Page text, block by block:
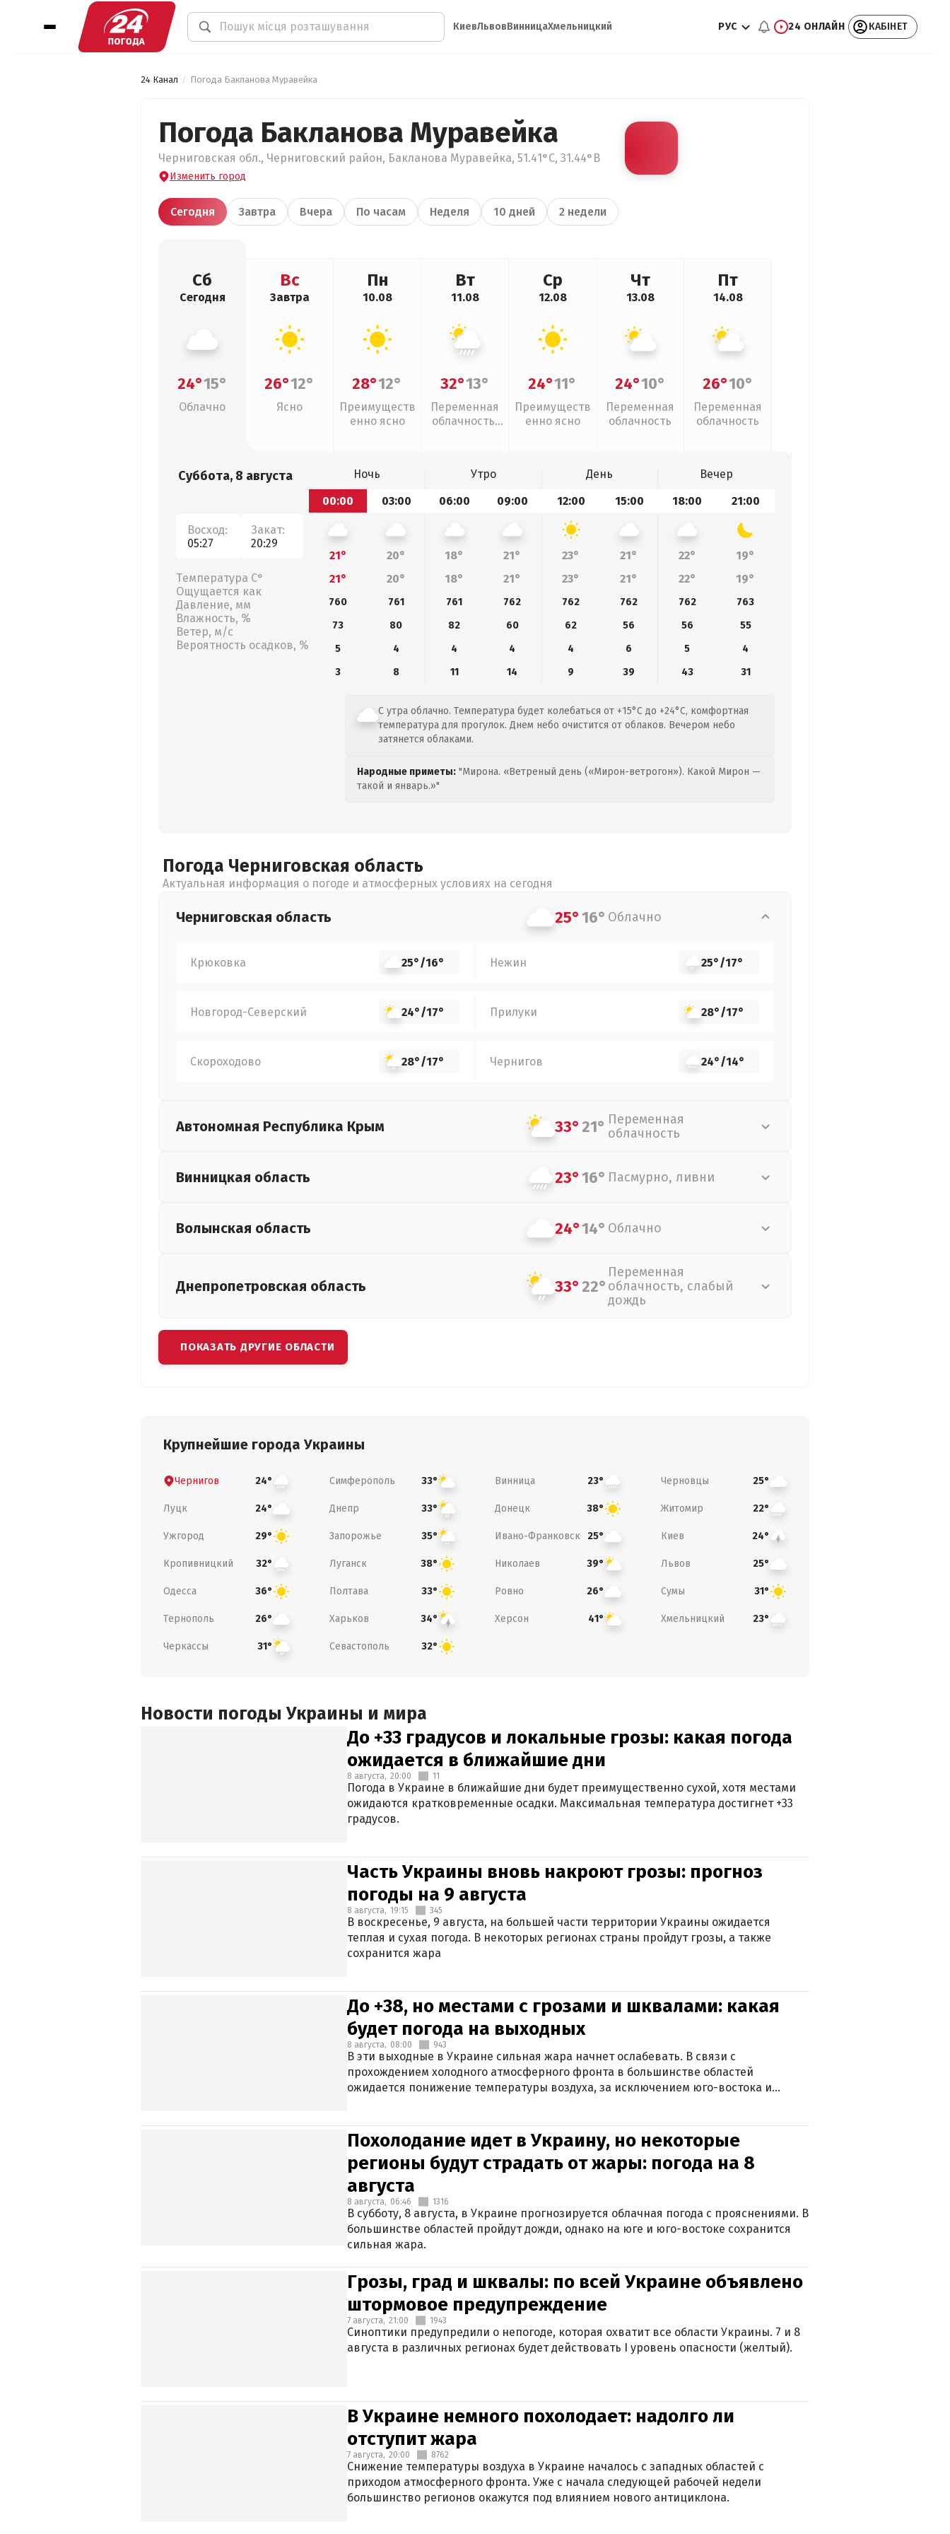
КиевЛьвовВинницаХмельницкий РУС 24 ОНЛАЙН КАБІНЕТ
24 Канал Погода Бакланова Муравейка
Погода Бакланова Муравейка
Черниговская обл., Черниговский район, Бакланова Муравейка, 51.41°С, 31.44°В
Изменить город
Сегодня Завтра Вчера По часам Неделя 10 дней 2 недели
Сб
Сегодня
24°15°
Облачно
Вс
Завтра
26°12°
Ясно
Пн
10.08
28°12°
Преимуществ
енно ясно
Вт
11.08
32°13°
Переменная
облачность,
Ср
12.08
24°11°
Преимуществ
енно ясно
Чт
13.08
24°10°
Переменная
облачность
Пт
14.08
26°10°
Переменная
облачность
Суббота, 8 августа
Восход:
05:27
Закат:
20:29
Температура С°
Ощущается как
Давление, мм
Влажность, %
Ветер, м/с
Вероятность осадков, %
Ночь Утро День
Вечер
00:00
03:00 06:00 09:00 12:00 15:00 18:00 21:00
21° 20° 18° 21° 23° 21° 22°
19°
21°
20° 18° 21° 23° 21° 22° 19°
760 761 761 762 762 762 762
763
73
80 82 60 62 56 56
55
5
4 4 4 4 6 5
4
3
8 11 14 9 39 43 31
С утра облачно. Температура будет колебаться от +15°C до +24°C, комфортная
температура для прогулок. Днем небо очистится от облаков. Вечером небо
затянется облаками.
Народные приметы: "Мирона. «Ветреный день («Мирон-ветрогон»). Какой Мирон —
такой и январь.»"
Погода Черниговская область
Актуальная информация о погоде и атмосферных условиях на сегодня
Черниговская область 25°16° Облачно
Крюковка 25°/16° Нежин 25°/17°
Новгород-Северский 24°/17° Прилуки 28°/17°
Скороходово 28°/17° Чернигов 24°/14°
Автономная Республика Крым 33°21° Переменная
облачность
Винницкая область 23°16° Пасмурно, ливни
Волынская область 24°14° Облачно
Днепропетровская область 33°22°
Переменная
облачность, слабый
дождь
ПОКАЗАТЬ ДРУГИЕ ОБЛАСТИ
Крупнейшие города Украины
Чернигов 24° Симферополь 33° Винница 23° Черновцы 25°
Луцк 24° Днепр 33° Донецк 38° Житомир 22°
Ужгород 29° Запорожье 35° Ивано-Франковск 25° Киев 24°
Кропивницкий 32° Луганск 38° Николаев 39° Львов 25°
Одесса 36° Полтава 33° Ровно 26° Сумы 31°
Тернополь 26° Харьков 34° Херсон 41° Хмельницкий 23°
Черкассы 31° Севастополь 32°
Новости погоды Украины и мира
До +33 градусов и локальные грозы: какая погода
ожидается в ближайшие дни
8 августа, 20:00 11
Погода в Украине в ближайшие дни будет преимущественно сухой, хотя местами
ожидаются кратковременные осадки. Максимальная температура достигнет +33
градусов.
Часть Украины вновь накроют грозы: прогноз
погоды на 9 августа
8 августа, 19:15 345
В воскресенье, 9 августа, на большей части территории Украины ожидается
теплая и сухая погода. В некоторых регионах страны пройдут грозы, а также
сохранится жара
До +38, но местами с грозами и шквалами: какая
будет погода на выходных
8 августа, 08:00 943
В эти выходные в Украине сильная жара начнет ослабевать. В связи с
прохождением холодного атмосферного фронта в большинстве областей
ожидается понижение температуры воздуха, за исключением юго-востока и
Похолодание идет в Украину, но некоторые
регионы будут страдать от жары: погода на 8
августа
8 августа, 06:46 1316
В субботу, 8 августа, в Украине прогнозируется облачная погода с прояснениями. В
большинстве областей пройдут дожди, однако на юге и юго-востоке сохранится
сильная жара.
Грозы, град и шквалы: по всей Украине объявлено
штормовое предупреждение
7 августа, 21:00 1943
Синоптики предупредили о непогоде, которая охватит все области Украины. 7 и 8
августа в различных регионах будет действовать I уровень опасности (желтый).
В Украине немного похолодает: надолго ли
отступит жара
7 августа, 20:00 8762
Снижение температуры воздуха в Украине началось с западных областей с
приходом атмосферного фронта. Уже с начала следующей рабочей недели
большинство регионов окажутся под влиянием нового антициклона.